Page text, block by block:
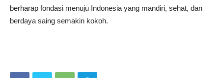
berharap fondasi menuju Indonesia yang mandiri, sehat, dan
berdaya saing semakin kokoh.